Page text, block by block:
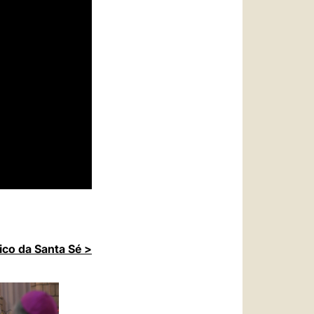
da Santa Sé >